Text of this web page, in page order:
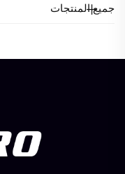
جميع المنتجات